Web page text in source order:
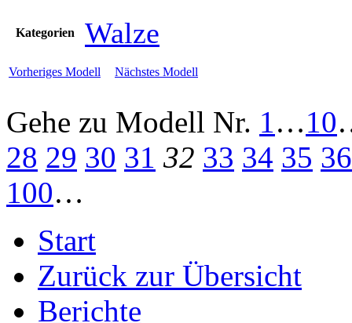
Kategorien Walze
Vorheriges Modell Nächstes Modell
Gehe zu Modell Nr. 1…10
28 29 30 31 32 33 34 35 36
100…
Start
Zurück zur Übersicht
Berichte